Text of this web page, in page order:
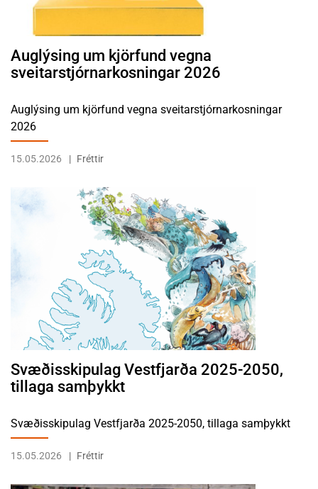
Auglýsing um kjörfund vegna
sveitarstjórnarkosningar 2026
Auglýsing um kjörfund vegna sveitarstjórnarkosningar
2026
15.05.2026 Fréttir
Svæðisskipulag Vestfjarða 2025-2050,
tillaga samþykkt
Svæðisskipulag Vestfjarða 2025-2050, tillaga samþykkt
15.05.2026 Fréttir
LESA FRÉTTINA SVÆÐISSKIPULAG VESTFJARÐA 2025-2050,